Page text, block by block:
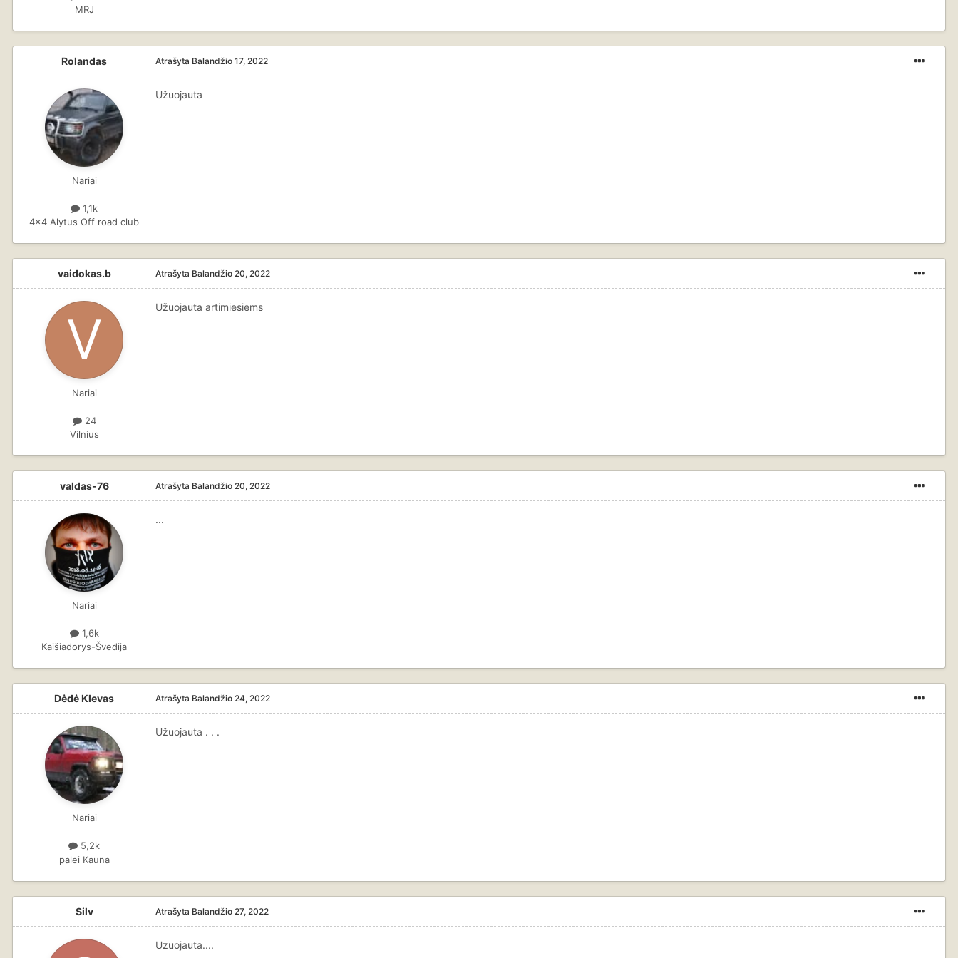
MRJ
Rolandas
Nariai
1,1k
4x4 Alytus Off road club
Atrašyta Balandžio 17, 2022
Užuojauta
vaidokas.b
Nariai
24
Vilnius
Atrašyta Balandžio 20, 2022
Užuojauta artimiesiems
valdas-76
Nariai
1,6k
Kaišiadorys-Švedija
Atrašyta Balandžio 20, 2022
...
Dėdė Klevas
Nariai
5,2k
palei Kauna
Atrašyta Balandžio 24, 2022
Užuojauta . . .
Silv Atrašyta Balandžio 27, 2022
Uzuojauta....